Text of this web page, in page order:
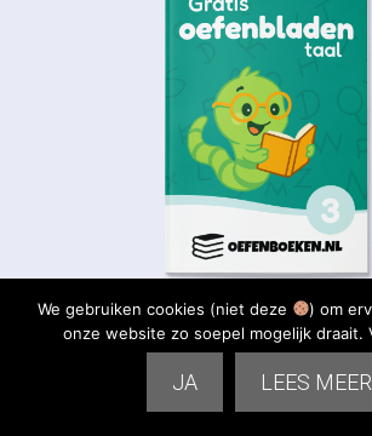
Download nu onze Gratis
We gebruiken cookies (niet deze
) om
onze website zo soepel mogelijk draait.
JA LEES MEER